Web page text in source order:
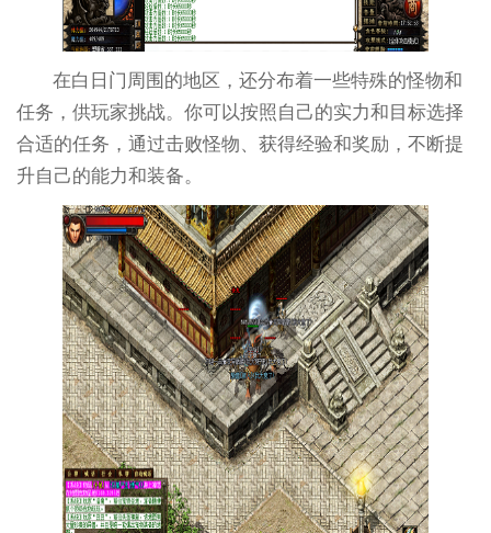
在白日门周围的地区，还分布着一些特殊的怪物和
任务，供玩家挑战。你可以按照自己的实力和目标选择
合适的任务，通过击败怪物、获得经验和奖励，不断提
升自己的能力和装备。